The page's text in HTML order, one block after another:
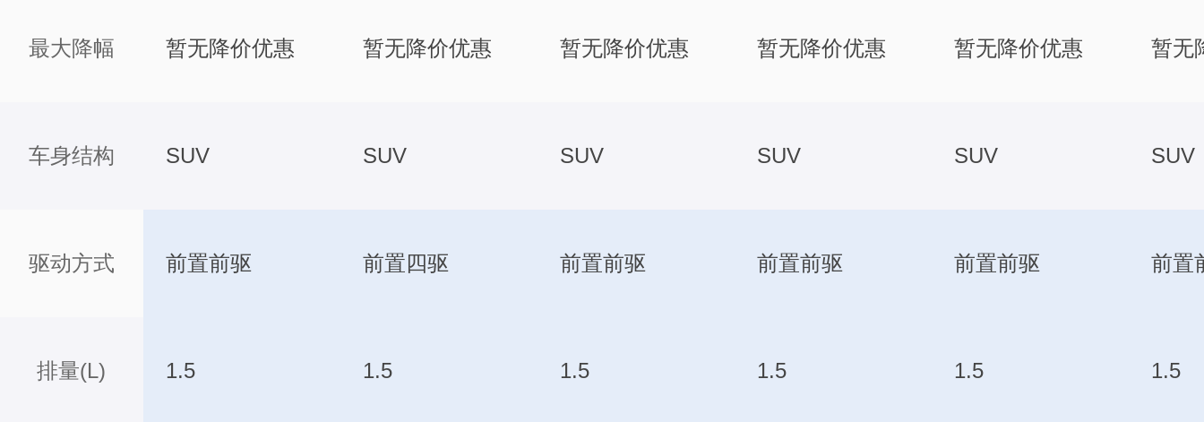
最大降幅
车身结构
驱动方式
排量(L)
暂无降价优惠 暂无降价优惠 暂无降价优惠 暂无降价优惠 暂无降价优惠 暂无
SUV SUV SUV SUV SUV SUV
前置前驱 前置四驱 前置前驱 前置前驱 前置前驱 前置
1.5 1.5 1.5 1.5 1.5 1.5